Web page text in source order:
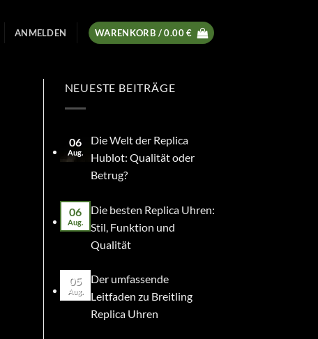
ANMELDEN WARENKORB /0.00€
NEUESTE BEITRÄGE
06
Aug.
Die Welt der Replica
Hublot: Qualität oder
Betrug?
06
Aug.
Die besten Replica Uhren:
Stil, Funktion und
Qualität
05
Aug.
Der umfassende
Leitfaden zu Breitling
Replica Uhren